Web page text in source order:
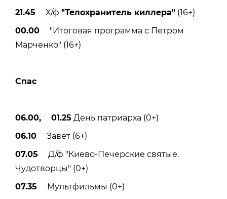
21.45 Х/ф "Телохранитель киллера" (16+)
00.00 "Итоговая программа с Петром
Марченко" (16+)
Спас
06.00, 01.25 День патриарха (0+)
06.10 Завет (6+)
07.05 Д/ф "Киево-Печерские святые.
Чудотворцы" (0+)
07.35 Мультфильмы (0+)